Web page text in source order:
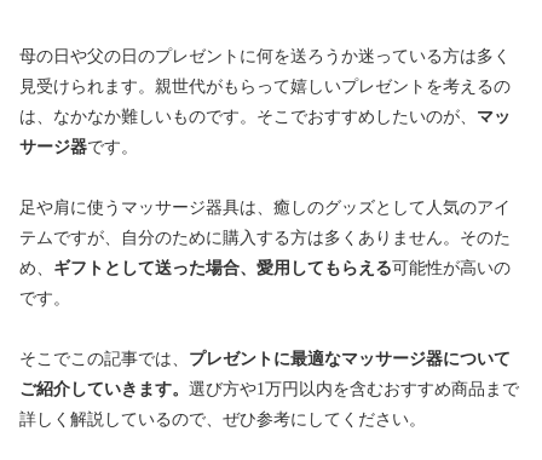
母の日や父の日のプレゼントに何を送ろうか迷っている方は多く
見受けられます。親世代がもらって嬉しいプレゼントを考えるの
は、なかなか難しいものです。そこでおすすめしたいのが、 マッ
サージ器です。
足や肩に使うマッサージ器具は、癒しのグッズとして人気のアイ
テムですが、自分のために購入する方は多くありません。そのた
め、 ギフトとして送った場合、愛用してもらえる可能性が高いの
です。
そこでこの記事では、 プレゼントに最適なマッサージ器について
ご紹介していきます。 選び方や1万円以内を含むおすすめ商品まで
詳しく解説しているので、ぜひ参考にしてください。